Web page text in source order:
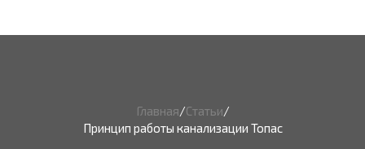
Главная/Статьи/
Принцип работы канализации Топас